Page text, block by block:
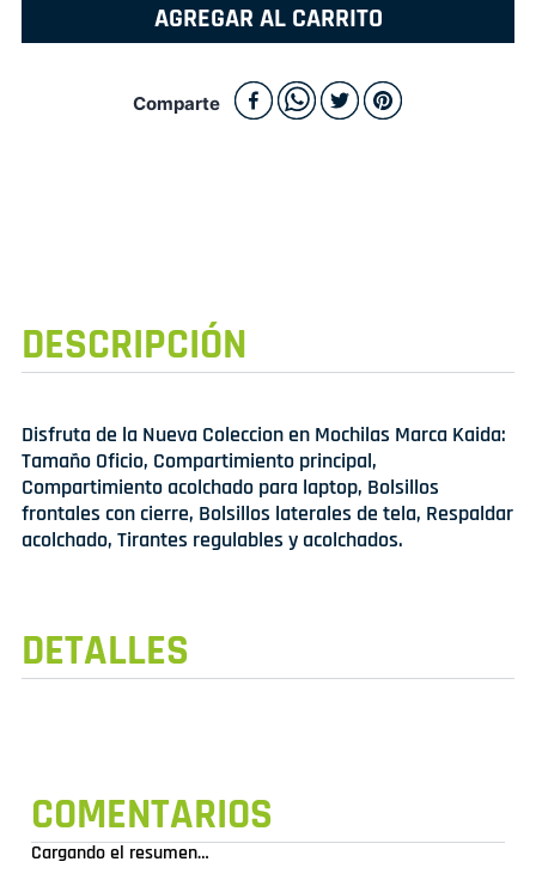
AGREGAR AL CARRITO
Comparte
DESCRIPCIÓN
Disfruta de la Nueva Coleccion en Mochilas Marca Kaida:
Tamaño Oficio, Compartimiento principal,
Compartimiento acolchado para laptop, Bolsillos
frontales con cierre, Bolsillos laterales de tela, Respaldar
acolchado, Tirantes regulables y acolchados.
DETALLES
COMENTARIOS
Cargando el resumen…